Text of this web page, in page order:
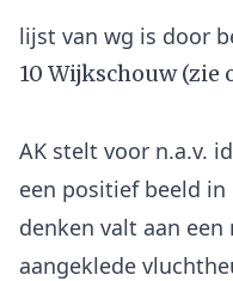
10 Wijkschouw (zie
AK stelt voor n.a.v.
een positief beeld
denken valt aan
aangeklede